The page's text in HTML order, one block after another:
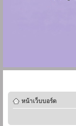
หน้าเว็บบอร์ด